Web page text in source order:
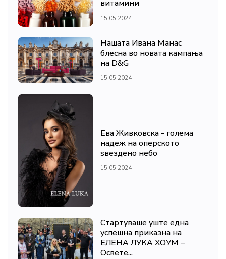
витамини
15.05.2024
Нашата Ивана Манас
блесна во новата кампања
на D&G
15.05.2024
Ева Живковска - голема
надеж на оперското
ѕвездено небо
15.05.2024
Стартуваше уште една
успешна приказна на
ЕЛЕНА ЛУКА ХОУМ –
Освете...